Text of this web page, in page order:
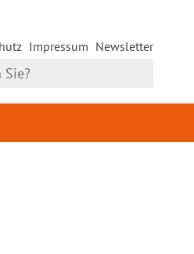
Impressum Newsletter